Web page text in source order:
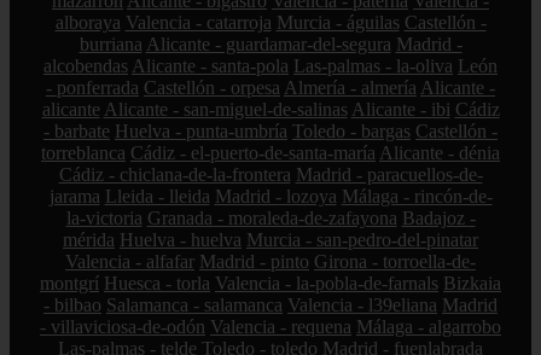
alboraya Valencia - catarroja Murcia - águilas Castellón -
burriana Alicante - guardamar-del-segura Madrid -
alcobendas Alicante - santa-pola Las-palmas - la-oliva León
- ponferrada Castellón - orpesa Almería - almería Alicante -
alicante Alicante - san-miguel-de-salinas Alicante - ibi Cádiz
- barbate Huelva - punta-umbría Toledo - bargas Castellón -
torreblanca Cádiz - el-puerto-de-santa-maría Alicante - dénia
Cádiz - chiclana-de-la-frontera Madrid - paracuellos-de-
jarama Lleida - lleida Madrid - lozoya Málaga - rincón-de-
la-victoria Granada - moraleda-de-zafayona Badajoz -
mérida Huelva - huelva Murcia - san-pedro-del-pinatar
Valencia - alfafar Madrid - pinto Girona - torroella-de-
montgrí Huesca - torla Valencia - la-pobla-de-farnals Bizkaia
- bilbao Salamanca - salamanca Valencia - l39eliana Madrid
- villaviciosa-de-odón Valencia - requena Málaga - algarrobo
Las-palmas - telde Toledo - toledo Madrid - fuenlabrada